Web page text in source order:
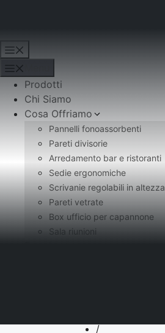
Prodotti
Chi Siamo
Cosa Offriamo
Pannelli fonoassorbenti
Pareti divisorie
Arredamento bar e ristoranti
Sedie ergonomiche
Scrivanie regolabili in altezza
Pareti vetrate
Box ufficio per capannone
Sala riunioni
/